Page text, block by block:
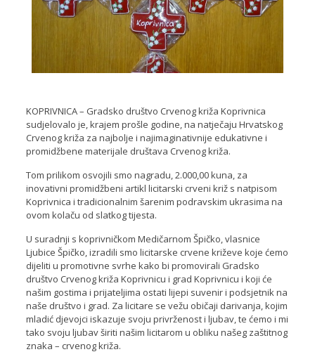
KOPRIVNICA – Gradsko društvo Crvenog križa Koprivnica
sudjelovalo je, krajem prošle godine, na natječaju Hrvatskog
Crvenog križa za najbolje i najimaginativnije edukativne i
promidžbene materijale društava Crvenog križa.
Tom prilikom osvojili smo nagradu, 2.000,00 kuna, za
inovativni promidžbeni artikl licitarski crveni križ s natpisom
Koprivnica i tradicionalnim šarenim podravskim ukrasima na
ovom kolaču od slatkog tijesta.
U suradnji s koprivničkom Medičarnom Špičko, vlasnice
Ljubice Špičko, izradili smo licitarske crvene križeve koje ćemo
dijeliti u promotivne svrhe kako bi promovirali Gradsko
društvo Crvenog križa Koprivnicu i grad Koprivnicu i koji će
našim gostima i prijateljima ostati lijepi suvenir i podsjetnik na
naše društvo i grad. Za licitare se vežu običaji darivanja, kojim
mladić djevojci iskazuje svoju privrženost i ljubav, te ćemo i mi
tako svoju ljubav širiti našim licitarom u obliku našeg zaštitnog
znaka – crvenog križa.